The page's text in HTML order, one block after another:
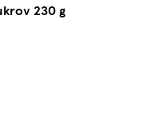
230 g